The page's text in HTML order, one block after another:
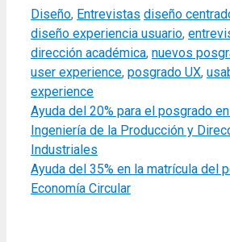
Categories
Diseño, Entrevistas Tags
diseño
diseño experiencia usuario,
dirección académica, nuevos
user experience, posgrado UX,
experience
Ayuda del 20% para el posgrado
Ingeniería de la Producción y
Industriales
Ayuda del 35% en la matrícula del
Economía Circular